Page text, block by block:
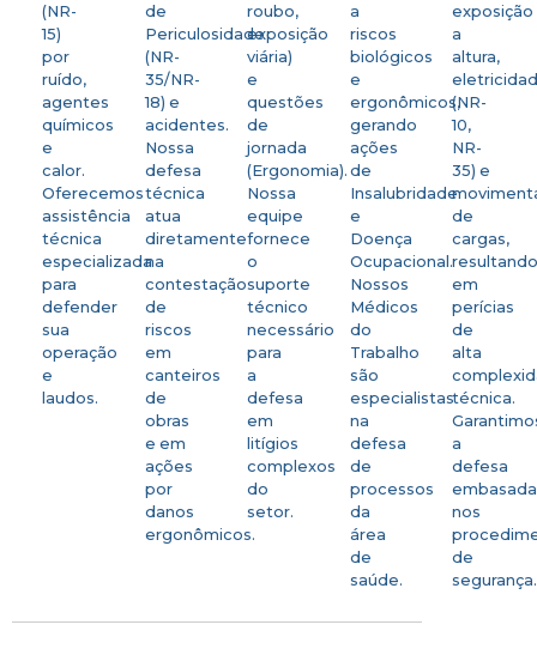
(NR-
15)
por
ruído,
agentes
químicos
e
calor.
Oferecemos
assistência
técnica
especializada
para
defender
sua
operação
e
laudos.
de
Periculosidade
(NR-
35/NR-
18) e
acidentes.
Nossa
defesa
técnica
atua
diretamente
na
contestação
de
riscos
em
canteiros
de
obras
e em
ações
por
danos
ergonômicos.
roubo,
exposição
viária)
e
questões
de
jornada
(Ergonomia).
Nossa
equipe
fornece
o
suporte
técnico
necessário
para
a
defesa
em
litígios
complexos
do
setor.
a
riscos
biológicos
e
ergonômicos,
gerando
ações
de
Insalubridade
e
Doença
Ocupacional.
Nossos
Médicos
do
Trabalho
são
especialistas
na
defesa
de
processos
da
área
de
saúde.
exposição
a
altura,
(NR-
10,
NR-
35) e
de
cargas,
em
perícias
de
alta
técnica.
a
defesa
embasada
nos
de
segurança.